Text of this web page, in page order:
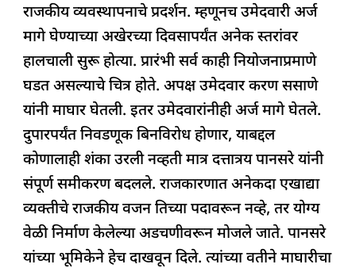
राजकीय व्यवस्थापनाचे प्रदर्शन. म्हणूनच उमेदवारी अर्ज
मागे घेण्याच्या अखेरच्या दिवसापर्यंत अनेक स्तरांवर
हालचाली सुरू होत्या. प्रारंभी सर्व काही नियोजनाप्रमाणे
घडत असल्याचे चित्र होते. अपक्ष उमेदवार करण ससाणे
यांनी माघार घेतली. इतर उमेदवारांनीही अर्ज मागे घेतले.
दुपारपर्यंत निवडणूक बिनविरोध होणार, याबद्दल
कोणालाही शंका उरली नव्हती मात्र दत्तात्रय पानसरे यांनी
संपूर्ण समीकरण बदलले. राजकारणात अनेकदा एखाद्या
व्यक्तीचे राजकीय वजन तिच्या पदावरून नव्हे, तर योग्य
वेळी निर्माण केलेल्या अडचणीवरून मोजले जाते. पानसरे
यांच्या भूमिकेने हेच दाखवून दिले. त्यांच्या वतीने माघारीचा